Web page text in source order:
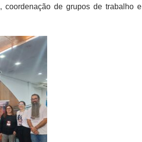
, coordenação de grupos de trabalho e